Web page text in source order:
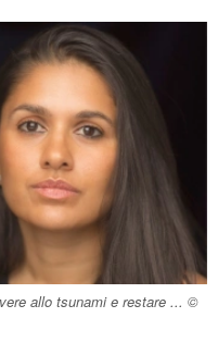
allo tsunami e restare ... ©